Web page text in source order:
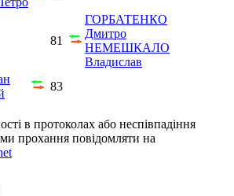
81
ГОРБАТЕНКО
Дмитро
НЕМЕШКАЛО
Владислав
83
в протоколах або неспівпадіння
прохання повідомляти на